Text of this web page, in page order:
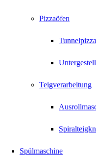
Pizzaöfen
Teigverarbeitung
Spülmaschine